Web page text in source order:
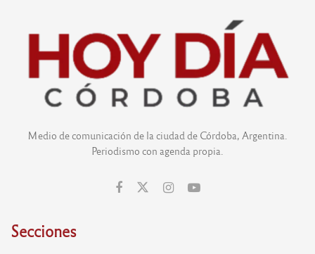
Medio de comunicación de la ciudad de Córdoba, Argentina.
Periodismo con agenda propia.
Secciones